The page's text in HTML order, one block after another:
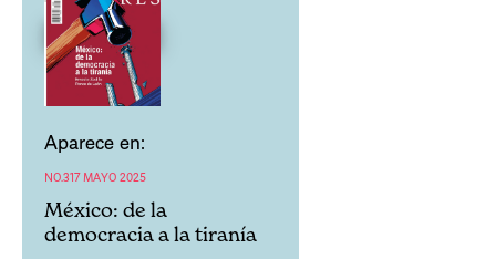
Aparece en:
NO.317 MAYO 2025
México: de la
democracia a la tiranía